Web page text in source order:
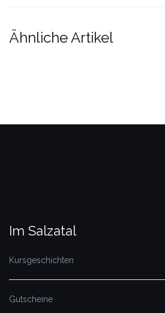
Ähnliche Artikel
Im Salzatal
Kursgeschichten
Gutscheine